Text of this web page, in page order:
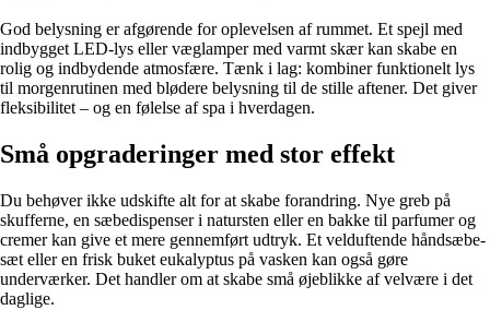
God belysning er afgørende for oplevelsen af rummet. Et spejl med
indbygget LED-lys eller væglamper med varmt skær kan skabe en
rolig og indbydende atmosfære. Tænk i lag: kombiner funktionelt lys
til morgenrutinen med blødere belysning til de stille aftener. Det giver
fleksibilitet – og en følelse af spa i hverdagen.
Små opgraderinger med stor effekt
Du behøver ikke udskifte alt for at skabe forandring. Nye greb på
skufferne, en sæbedispenser i natursten eller en bakke til parfumer og
cremer kan give et mere gennemført udtryk. Et velduftende håndsæbe-
sæt eller en frisk buket eukalyptus på vasken kan også gøre
underværker. Det handler om at skabe små øjeblikke af velvære i det
daglige.